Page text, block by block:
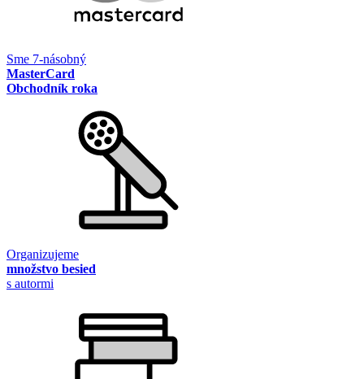
Sme 7-násobný
MasterCard
Obchodník roka
Organizujeme
množstvo besied
s autormi